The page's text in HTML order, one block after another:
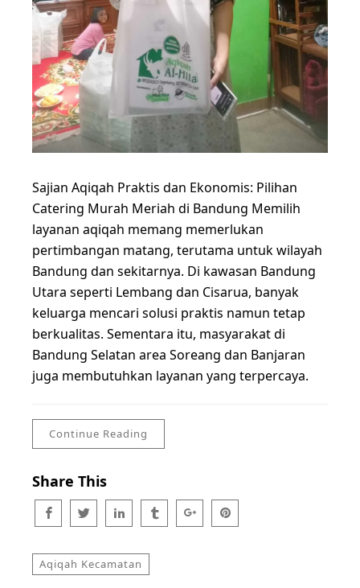
Sajian Aqiqah Praktis dan Ekonomis: Pilihan
Catering Murah Meriah di Bandung Memilih
layanan aqiqah memang memerlukan
pertimbangan matang, terutama untuk wilayah
Bandung dan sekitarnya. Di kawasan Bandung
Utara seperti Lembang dan Cisarua, banyak
keluarga mencari solusi praktis namun tetap
berkualitas. Sementara itu, masyarakat di
Bandung Selatan area Soreang dan Banjaran
juga membutuhkan layanan yang terpercaya.
Continue Reading
Share This
Aqiqah Kecamatan